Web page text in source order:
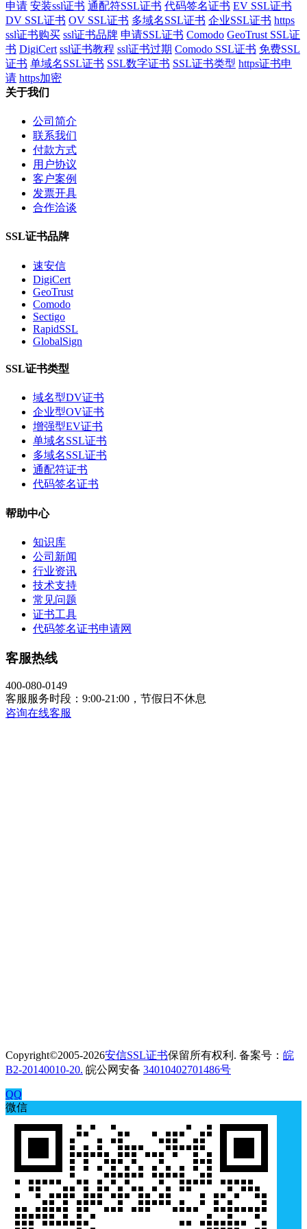
申请 安装ssl证书 通配符SSL证书 代码签名证书 EV SSL证书
DV SSL证书 OV SSL证书 多域名SSL证书 企业SSL证书 https
ssl证书购买 ssl证书品牌 申请SSL证书 Comodo GeoTrust SSL证
书 DigiCert ssl证书教程 ssl证书过期 Comodo SSL证书 免费SSL
证书 单域名SSL证书 SSL数字证书 SSL证书类型 https证书申
请 https加密
关于我们
公司简介
联系我们
付款方式
用户协议
客户案例
发票开具
合作洽谈
SSL证书品牌
速安信
DigiCert
GeoTrust
Comodo
Sectigo
RapidSSL
GlobalSign
SSL证书类型
域名型DV证书
企业型OV证书
增强型EV证书
单域名SSL证书
多域名SSL证书
通配符证书
代码签名证书
帮助中心
知识库
公司新闻
行业资讯
技术支持
常见问题
证书工具
代码签名证书申请网
客服热线
400-080-0149
客服服务时段：9:00-21:00，节假日不休息
咨询在线客服
Copyright©2005-2026安信SSL证书保留所有权利. 备案号： 皖
B2-20140010-20. 皖公网安备 34010402701486号
QQ
微信